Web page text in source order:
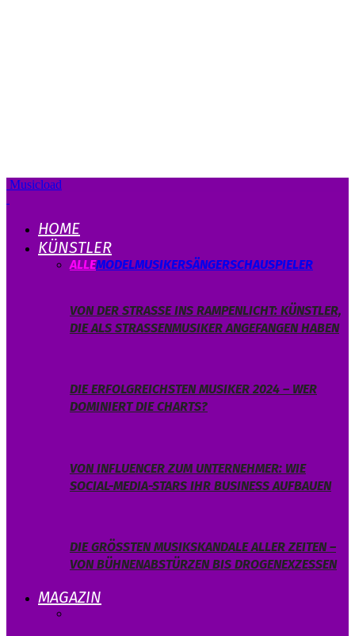
Musicload
HOME
KÜNSTLER
ALLEMODELMUSIKERSÄNGERSCHAUSPIELER
VON DER STRASSE INS RAMPENLICHT: KÜNSTLER, D
IE ALS STRASSENMUSIKER ANGEFANGEN HABEN
DIE ERFOLGREICHSTEN MUSIKER 2024 – WER
DOMINIERT DIE CHARTS?
VON INFLUENCER ZUM UNTERNEHMER: WIE
SOCIAL-MEDIA-STARS IHR BUSINESS AUFBAUEN
DIE GRÖSSTEN MUSIKSKANDALE ALLER ZEITEN – V
ON BÜHNENABSTÜRZEN BIS DROGENEXZESSEN
MAGAZIN